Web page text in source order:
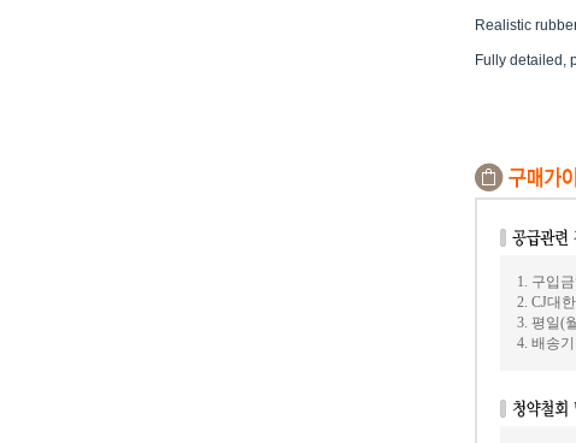
Realistic
Fully detailed,
1. 구입
2. CJ대
3. 평일(
4. 배송